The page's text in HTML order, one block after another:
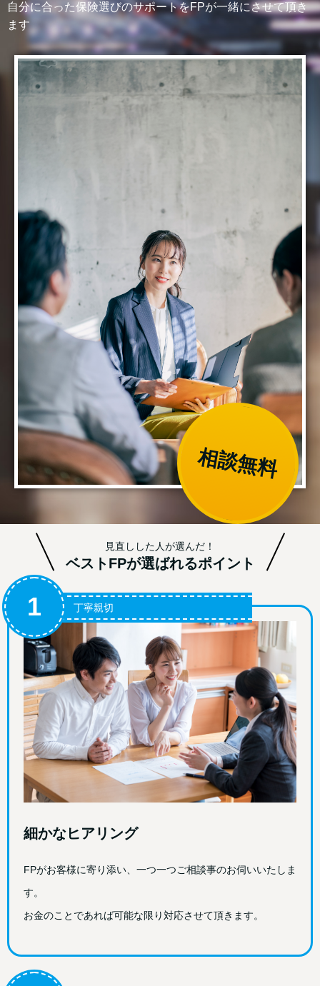
自分に合った保険選びのサポートをFPが一緒にさせて頂き
ます
相談無料
見直しした人が選んだ！
ベストFPが選ばれるポイント
丁寧親切
1
細かなヒアリング
FPがお客様に寄り添い、一つ一つご相談事のお伺いいたしま
す。
お金のことであれば可能な限り対応させて頂きます。